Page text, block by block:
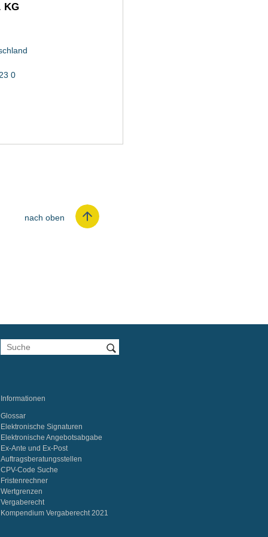
KG
0
nach oben
Informationen
Glossar
Elektronische Signaturen
Elektronische Angebotsabgabe
Ex-Ante und Ex-Post
Auftragsberatungsstellen
CPV-Code Suche
Fristenrechner
Wertgrenzen
Vergaberecht
Kompendium Vergaberecht 2021